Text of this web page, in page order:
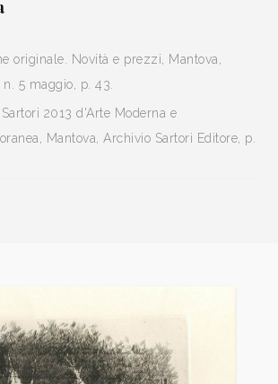
originale. Novità e prezzi, Mantova,
5 maggio, p. 43.
2013 d'Arte Moderna e
Mantova, Archivio Sartori Editore, p.
Mantova, Archivio Sartori Editore